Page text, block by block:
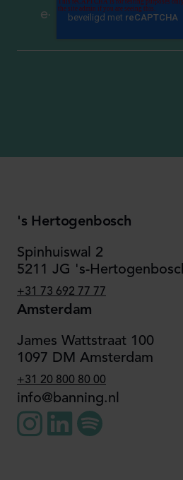
's Hertogenbosch
Spinhuiswal 2
5211 JG 's-
+31 73 692 77 77
Amsterdam
James Wattstraat 100
1097 DM Amsterdam
+31 20 800 80 00
info@banning.nl